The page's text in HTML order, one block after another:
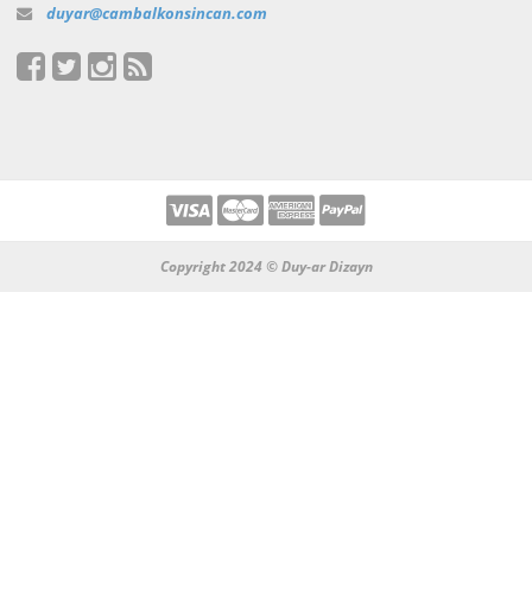
duyar@cambalkonsincan.com
Copyright 2024 © Duy-ar Dizayn